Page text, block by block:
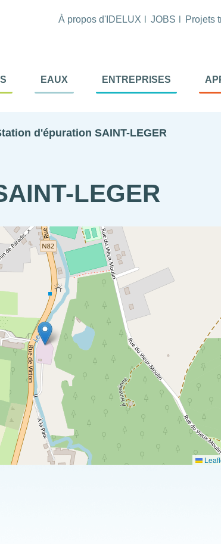
À propos d'IDELUX JOBS Projets
EAUX ENTREPRISES
d'épuration SAINT-LEGER
LEGER